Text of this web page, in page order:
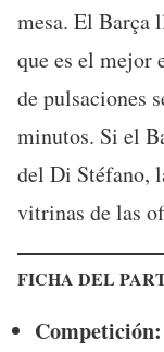
mesa. El Barça
que es el mejor
de pulsaciones
minutos. Si el
del Di Stéfano,
vitrinas de las
FICHA DEL
Competición: